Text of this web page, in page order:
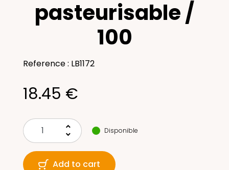
pasteurisable /
100
Reference : LB1172
18.45 €
keyboard_arrow_up
keyboard_arrow_down
Disponible
Add to cart